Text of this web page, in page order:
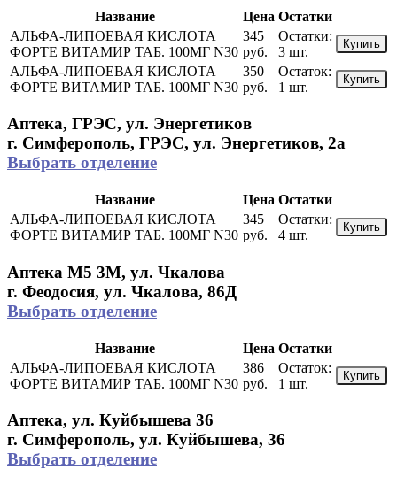
Название Цена Остатки
АЛЬФА-ЛИПОЕВАЯ КИСЛОТА
ФОРТЕ ВИТАМИР ТАБ. 100МГ N30
345
руб.
Остатки:
3 шт.
Купить
АЛЬФА-ЛИПОЕВАЯ КИСЛОТА
ФОРТЕ ВИТАМИР ТАБ. 100МГ N30
350
руб.
Остаток:
1 шт.
Купить
Аптека, ГРЭС, ул. Энергетиков
г. Симферополь, ГРЭС, ул. Энергетиков, 2а
Выбрать отделение
Название Цена Остатки
АЛЬФА-ЛИПОЕВАЯ КИСЛОТА
ФОРТЕ ВИТАМИР ТАБ. 100МГ N30
345
руб.
Остатки:
4 шт.
Купить
Аптека М5 3М, ул. Чкалова
г. Феодосия, ул. Чкалова, 86Д
Выбрать отделение
Название Цена Остатки
АЛЬФА-ЛИПОЕВАЯ КИСЛОТА
ФОРТЕ ВИТАМИР ТАБ. 100МГ N30
386
руб.
Остаток:
1 шт.
Купить
Аптека, ул. Куйбышева 36
г. Симферополь, ул. Куйбышева, 36
Выбрать отделение